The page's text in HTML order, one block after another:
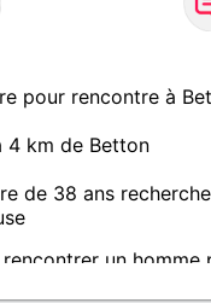
pour rencontre à
4 km de Betton
de 38 ans
un homme